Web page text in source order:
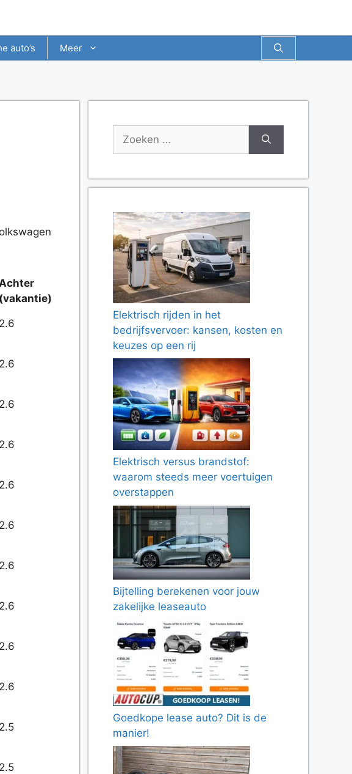
auto’s Meer
Achter
(vakantie)
2.6
2.6
2.6
2.6
2.6
2.6
2.6
2.6
2.6
2.6
2.5
2.5
naar:
Elektrisch rijden in het
bedrijfsvervoer: kansen, kosten en
keuzes op een rij
Elektrisch versus brandstof:
waarom steeds meer voertuigen
overstappen
Bijtelling berekenen voor jouw
zakelijke leaseauto
Goedkope lease auto? Dit is de
manier!